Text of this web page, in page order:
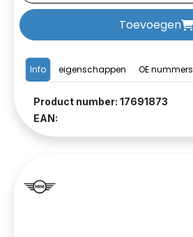
Info eigenschappen OE nummers
Product number: 17691873
EAN:
Toevoegen